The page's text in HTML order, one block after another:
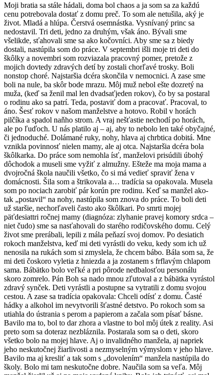
Moji bratia sa stále hádali, doma bol chaos a ja som sa za každú
cenu potrebovala dostať z domu preč. To som ale netušila, aký je
život. Mladá a hlúpa. Čerstvá osemnástka. Vysnívaný princ sa
nedostavil. Tri deti, jedno za druhým, však áno. Bývali sme
všelikde, sťahovali sme sa ako kočovníci. Aby sme sa z biedy
dostali, nastúpila som do práce. V septembri išli moje tri deti do
škôlky a novembri som rozviazala pracovný pomer, pretože z
mojich dovtedy zdravých detí by zostali chorľavé trosky. Boli
nonstop choré. Najstaršia dcéra skončila v nemocnici. A zase sme
boli na nule, ba skôr bode mrazu. Môj muž nebol ešte dozretý na
muža, (keď sa ženil mal len dvadsaťjeden rokov), čo by sa postaral
o rodinu ako sa patrí. Teda, postaviť dom a pracovať. Pracoval, to
áno. Šesť rokov v našom manželstve a hotovo. Robil v horách
pilčíka a spadol naňho strom. A vraj nešťastie nechodí po horách,
ale po ľuďoch. U nás platilo aj – aj, aby to nebolo len také obyčajné,
či jednoduché. Dolámané ruky, nohy, hlava aj chrbtica dobitá. Mne
vznikla povinnosť nielen mamy, ale aj otca. Najstaršia dcéra bola
škôlkarka. Do práce som nemohla ísť, manželovi prisúdili úbohý
dôchodok a museli sme vyžiť z almužny. Ešteže ma moja mama a
dvojročná škola naučili všetko, čo si má vedieť spraviť žena v
domácnosti. Šila som a štrikovala a… tradícia sa opakovala. Musela
som po nociach zarobiť pár korún pre rodinu. Keď sa manžel ako-
tak „postavil“ na nohy, nastúpila som znova do práce. To boli deti
už staršie, nechorľaveli často ako škôlkari. Po smrti mojej
päťdesiattri ročnej mamy (diagnóza: zlyhanie pravej komory srdca –
niet čudo) sme sa nasťahovali do starého rodičovského domu. Celý
život sme prerábali, lepili z mála peňazí svoj domov. Po desiatich
rokoch manželstva, keď mi deti vyrástli do veku, kedy som ich už
nenosila na rukách som si zmyslela, že chcem bábo. Bála som sa, že
mi deti čoskoro vyletia z hniezda a ja zostanem s frflavým chlapom
sama. Bábätko bolo veľké a pri pôrode nedbalosťou personálu
skoro zomrelo. Pán Boh sa nado mnou zľutoval a z bábätka vyrástol
zdravý synček. Deti vyrástli a postupne sa vytratili z domu svojou
cestou. A zase sa tradícia opakovala: Chceli odísť z domu. Časté
hádky a alkohol im nevytvorili šťastné detstvo. Po rokoch som sa
utiahla do ústrania s perom a papierom a začala som písať básne.
Bavilo ma to, bol to dar zhora a vlastne to bol môj útek z reality. Asi
preto som sa doteraz nezbláznila. Postarala som sa o deti, skoro
všetko bolo na mojej hlave. Aj o invalidného manžela, aj napriek
jeho neskutočnej žiarlivosti a nezmyselným výmyslom v jeho hlave.
Bavilo ma aj kresliť a tak som s „dovolením“ manžela nastúpila do
školy. Bolo mi tam neskutočne dobre. Naučila som sa veľa. Môj